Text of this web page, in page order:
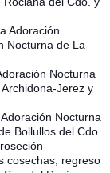
Adoración
Nocturna de La
Nocturna
Jerez y
Nocturna
Bollullos del Cdo.
cosechas, regreso